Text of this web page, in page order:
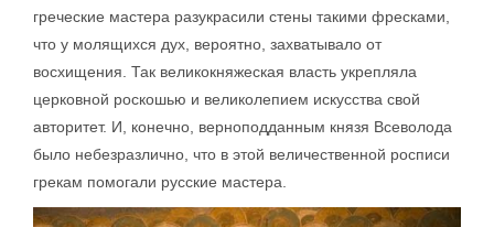
греческие мастера разукрасили стены такими фресками,
что у молящихся дух, вероятно, захватывало от
восхищения. Так великокняжеская власть укрепляла
церковной роскошью и великолепием искусства свой
авторитет. И, конечно, верноподданным князя Всеволода
было небезразлично, что в этой величественной росписи
грекам помогали русские мастера.